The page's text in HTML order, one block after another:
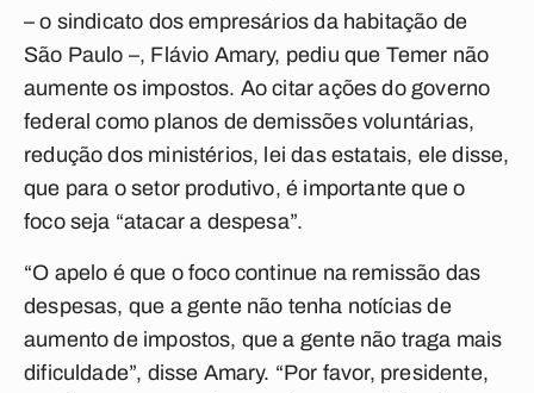
– o sindicato dos empresários da habitação de
São Paulo –, Flávio Amary, pediu que Temer não
aumente os impostos. Ao citar ações do governo
federal como planos de demissões voluntárias,
redução dos ministérios, lei das estatais, ele disse,
que para o setor produtivo, é importante que o
foco seja “atacar a despesa”.
“O apelo é que o foco continue na remissão das
despesas, que a gente não tenha notícias de
aumento de impostos, que a gente não traga mais
dificuldade”, disse Amary. “Por favor, presidente,